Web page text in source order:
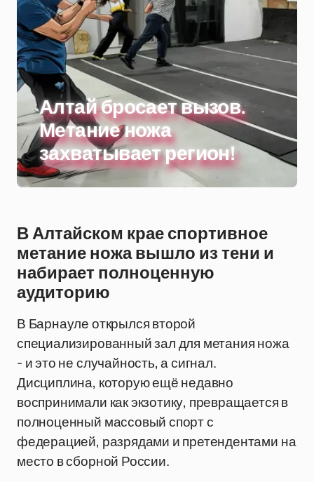
Алтай бросает вызов.
Метание ножа
захватывает регион!
В Алтайском крае спортивное
метание ножа вышло из тени и
набирает полноценную
аудиторию
В Барнауле открылся второй
специализированный зал для метания ножа
- и это не случайность, а сигнал.
Дисциплина, которую ещё недавно
воспринимали как экзотику, превращается в
полноценный массовый спорт с
федерацией, разрядами и претендентами на
место в сборной России.